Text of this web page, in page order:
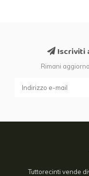
Iscriviti
Rimani
Tuttorecinti vende